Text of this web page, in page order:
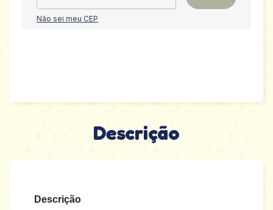
Não sei meu CEP
Descrição
Descrição